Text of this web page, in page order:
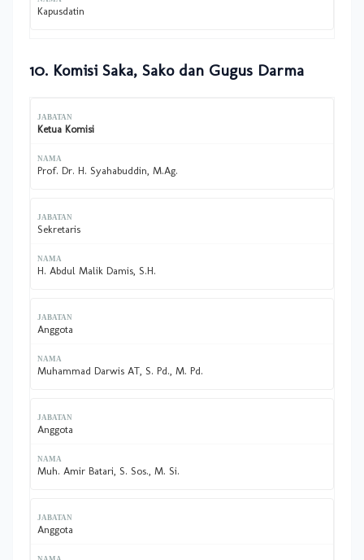
Kapusdatin
10. Komisi Saka, Sako dan Gugus Darma
Ketua Komisi
Prof. Dr. H. Syahabuddin, M.Ag.
Sekretaris
H. Abdul Malik Damis, S.H.
Anggota
Muhammad Darwis AT, S. Pd., M. Pd.
Anggota
Muh. Amir Batari, S. Sos., M. Si.
Anggota